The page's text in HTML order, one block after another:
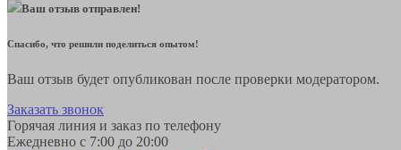
Ваш отзыв отправлен!
Спасибо, что решили поделиться опытом!
Ваш отзыв будет опубликован после проверки модератором.
Заказать звонок
Горячая линия и заказ по телефону
Ежедневно с 7:00 до 20:00